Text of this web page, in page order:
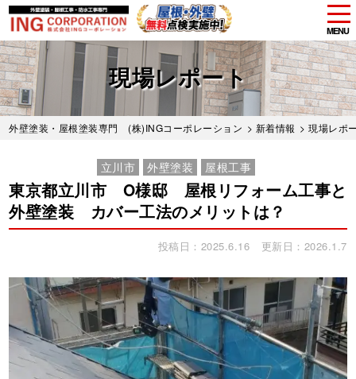
Skip
to
main
content
MENU
現場レポート
外壁塗装・屋根塗装専門 (株)INGコーポレーション > 新着情報 >現場レポ
立川市 外壁塗装 屋根工事
東京都立川市 O様邸 屋根リフォーム工事と
外壁塗装 カバー工法のメリットは？
投稿日：2025.6.16 更新日：2026.1.7